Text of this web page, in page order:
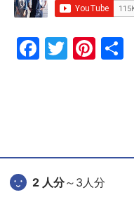
F
o
o
T
Pi
2 人分～3人分